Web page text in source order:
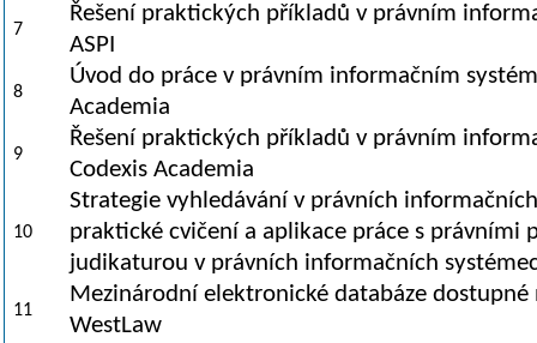
7
Řešení praktických příkladů v právním
ASPI
8
Úvod do práce v právním informačním
Academia
9
Řešení praktických příkladů v právním
Codexis Academia
10
Strategie vyhledávání v právních
praktické cvičení a aplikace práce s právními
judikaturou v právních informačních
11
Mezinárodní elektronické databáze dostupné
WestLaw